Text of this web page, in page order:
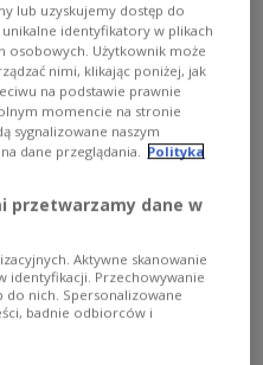
Hohenzollerna.
– Kultura –
– Pamięć" to wystawa
podpisania traktatu
który królowi polskiemu
Albrecht Hohenzollern,
Jeszcze przed
Państwa na jedną z jej
historii muzealnictwa
renesansowego dworu
Hohenzollerna.
lub uzyskujemy dostęp do
identyfikatory w plikach
osobowych. Użytkownik może
nimi, klikając poniżej, jak
na podstawie prawnie
momencie na stronie
sygnalizowane naszym
dane przeglądania. Polityka
przetwarzamy dane w
Aktywne skanowanie
identyfikacji. Przechowywanie
nich. Spersonalizowane
badnie odbiorców i